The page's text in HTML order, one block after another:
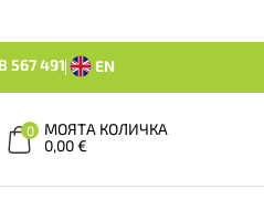
567 491 EN
0
МОЯТА КОЛИЧКА
0,00€